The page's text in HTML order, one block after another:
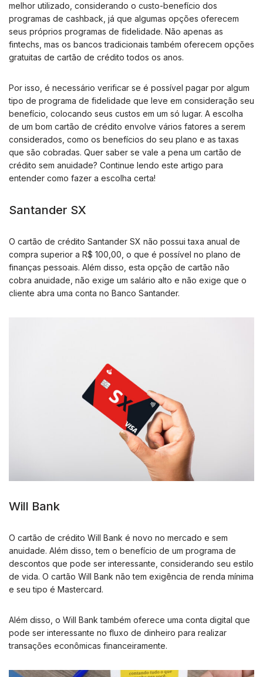
melhor utilizado, considerando o custo-benefício dos
programas de cashback, já que algumas opções oferecem
seus próprios programas de fidelidade. Não apenas as
fintechs, mas os bancos tradicionais também oferecem opções
gratuitas de cartão de crédito todos os anos.
Por isso, é necessário verificar se é possível pagar por algum
tipo de programa de fidelidade que leve em consideração seu
benefício, colocando seus custos em um só lugar. A escolha
de um bom cartão de crédito envolve vários fatores a serem
considerados, como os benefícios do seu plano e as taxas
que são cobradas. Quer saber se vale a pena um cartão de
crédito sem anuidade? Continue lendo este artigo para
entender como fazer a escolha certa!
Santander SX
O cartão de crédito Santander SX não possui taxa anual de
compra superior a R$ 100,00, o que é possível no plano de
finanças pessoais. Além disso, esta opção de cartão não
cobra anuidade, não exige um salário alto e não exige que o
cliente abra uma conta no Banco Santander.
Will Bank
O cartão de crédito Will Bank é novo no mercado e sem
anuidade. Além disso, tem o benefício de um programa de
descontos que pode ser interessante, considerando seu estilo
de vida. O cartão Will Bank não tem exigência de renda mínima
e seu tipo é Mastercard.
Além disso, o Will Bank também oferece uma conta digital que
pode ser interessante no fluxo de dinheiro para realizar
transações econômicas financeiramente.